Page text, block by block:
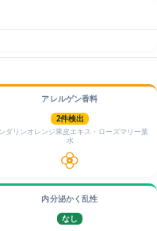
アレルゲン香料
2件検出
ダリンオレンジ果皮エキス・ローズマリー葉
水
内分泌かく乱性
なし